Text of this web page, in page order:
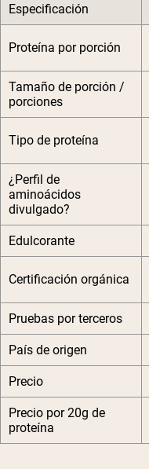
Especificación
Proteína por porción
Tamaño de porción /
porciones
Tipo de proteína
¿Perfil de
aminoácidos
divulgado?
Edulcorante
Certificación orgánica
Pruebas por terceros
País de origen
Precio
Precio por 20g de
proteína